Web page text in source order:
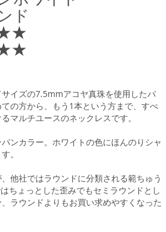
ド
イズの7.5mmアコヤ真珠を使用したパ
の方から、もう1本という方まで、すべ
マルチユースのネックレスです。
ンカラー。ホワイトの色にほんのりシャ
。
他社ではラウンドに分類される範ちゅう
ちょっとした歪みでもセミラウンドとし
ラウンドよりもお買い求めやすくなった